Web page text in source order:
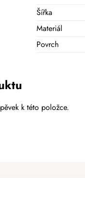
Šířka
Materiál
Povrch
k této položce.